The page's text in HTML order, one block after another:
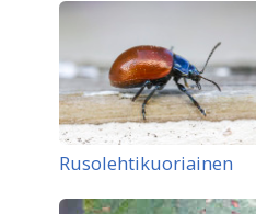
Rusolehtikuoriainen